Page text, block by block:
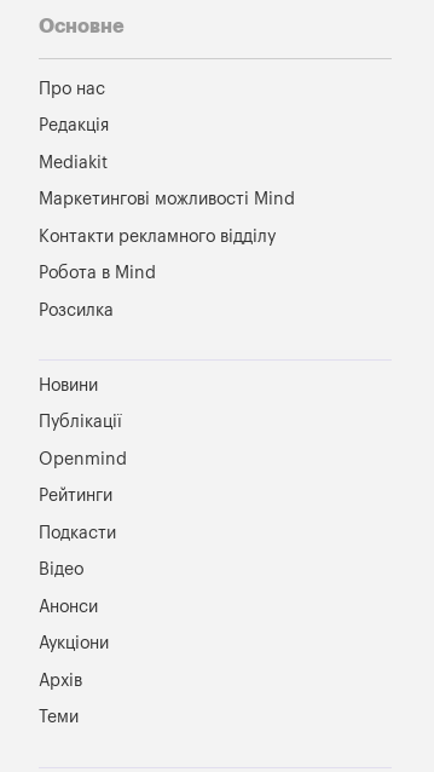
Основне
Про нас
Редакція
Mediakit
Маркетингові можливості Mind
Контакти рекламного відділу
Робота в Mind
Розсилка
Новини
Публікації
Openmind
Рейтинги
Подкасти
Відео
Анонси
Аукціони
Архів
Теми